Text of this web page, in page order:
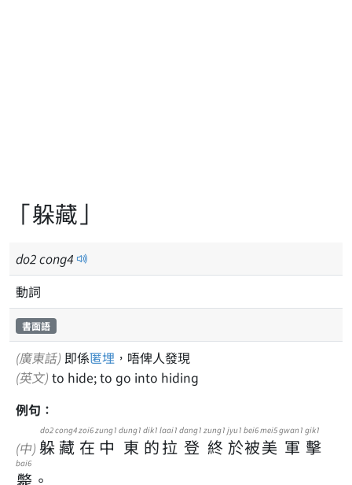
「躲藏」
do2cong4
動詞
書面語
(廣東話) 即係匿埋 ，唔俾人發現
(英文) to hide; to go into hiding
例句：
(中) 躲
do2
藏
cong4
在
zoi6
中
zung1
東
dung1
的
dik1
拉
laai1
登
dang1
終
zung1
於
jyu1
被
bei6
美
mei5
軍
gwan1
擊
gik1
斃
bai6
。